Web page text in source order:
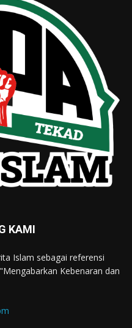
KAMI
Islam sebagai referensi
Kebenaran dan